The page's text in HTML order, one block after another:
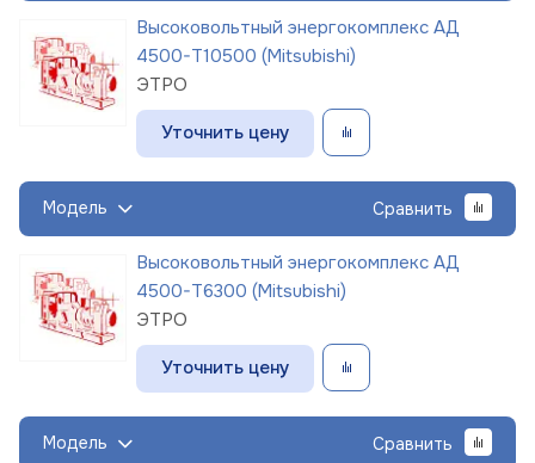
Высоковольтный энергокомплекс АД
4500-Т10500 (Mitsubishi)
ЭТРО
Уточнить цену
Модель Сравнить
Высоковольтный энергокомплекс АД
4500-Т6300 (Mitsubishi)
ЭТРО
Уточнить цену
Модель Сравнить